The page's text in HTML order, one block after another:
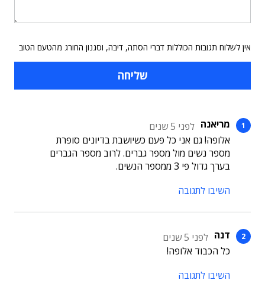
אין לשלוח תגובות הכוללות דברי הסתה, דיבה, וסגנון החורג מהטעם הטוב
מריאנה לפני 5 שנים
אלופה! גם אני כל פעם כשיושבת בדיונים סופרת
מספר נשים מול מספר גברים. לרוב מספר הגברים
בערך גדול פי 3 ממספר הנשים.
השיבו לתגובה
דנה לפני 5 שנים
כל הכבוד אלופה!
השיבו לתגובה